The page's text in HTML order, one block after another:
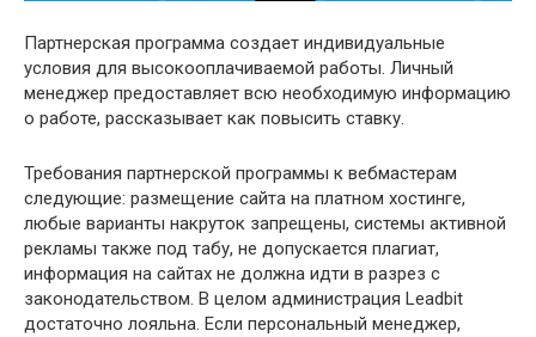
Партнерская программа создает индивидуальные
условия для высокооплачиваемой работы. Личный
менеджер предоставляет всю необходимую информацию
о работе, рассказывает как повысить ставку.
Требования партнерской программы к вебмастерам
следующие: размещение сайта на платном хостинге,
любые варианты накруток запрещены, системы активной
рекламы также под табу, не допускается плагиат,
информация на сайтах не должна идти в разрез с
законодательством. В целом администрация Leadbit
достаточно лояльна. Если персональный менеджер,